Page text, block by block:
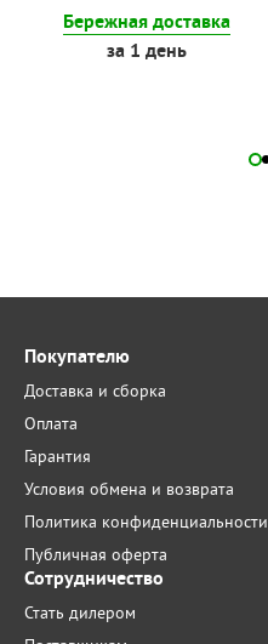
Бережная доставка
за 1 день
Покупателю
Доставка и сборка
Оплата
Гарантия
Условия обмена и возврата
Политика конфиденциальности
Публичная оферта
Сотрудничество
Стать дилером